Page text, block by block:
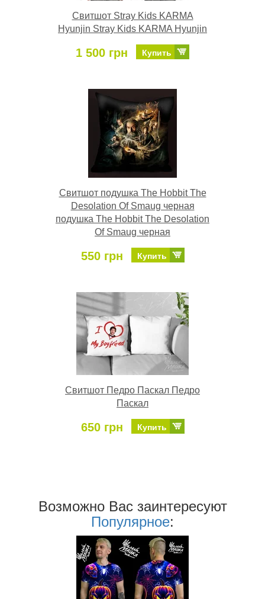
Свитшот Stray Kids KARMA
Hyunjin Stray Kids KARMA Hyunjin
1 500 грн Купить
Свитшот подушка The Hobbit The
Desolation Of Smaug черная
подушка The Hobbit The Desolation
Of Smaug черная
550 грн Купить
Свитшот Педро Паскал Педро
Паскал
650 грн Купить
Возможно Ваc заинтересуют
Популярное: